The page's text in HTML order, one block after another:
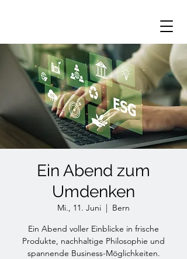
Ein Abend zum
Umdenken
Mi., 11. Juni
  |
Bern
Ein Abend voller Einblicke in frische
Produkte, nachhaltige Philosophie und
spannende Business-Möglichkeiten.